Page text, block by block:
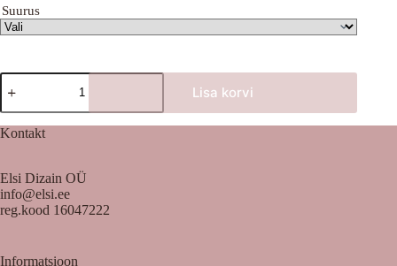
oli:
on:
Suurus
Tähekesed
kogus
Lisa korvi
Kontakt
Elsi Dizain OÜ
info@elsi.ee
reg.kood 16047222
Informatsioon